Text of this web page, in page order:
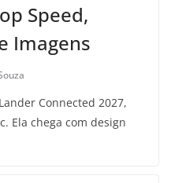
Speed,
Imagens
Connected 2027,
Ela chega com design